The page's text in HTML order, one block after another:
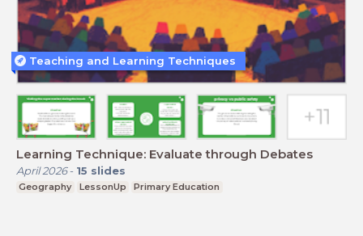
Learning Technique: Evaluate through Debates
April 2026- 15 slides
Geography LessonUp Primary Education
Teaching and Learning Techniques